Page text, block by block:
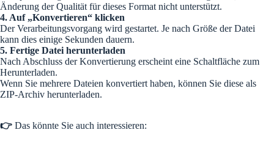
Änderung der Qualität für dieses Format nicht unterstützt.
4. Auf „Konvertieren“ klicken
Der Verarbeitungsvorgang wird gestartet. Je nach Größe der Datei
kann dies einige Sekunden dauern.
5. Fertige Datei herunterladen
Nach Abschluss der Konvertierung erscheint eine Schaltfläche zum
Herunterladen.
Wenn Sie mehrere Dateien konvertiert haben, können Sie diese als
ZIP-Archiv herunterladen.
👉 Das könnte Sie auch interessieren: